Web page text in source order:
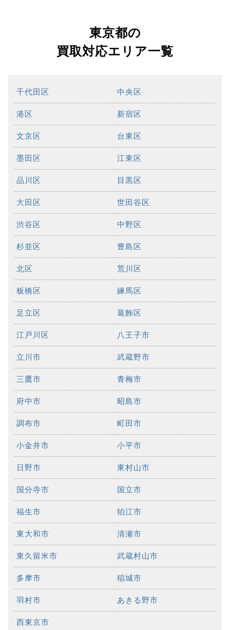
東京都の
買取対応エリア一覧
千代田区 中央区
港区 新宿区
文京区 台東区
墨田区 江東区
品川区 目黒区
大田区 世田谷区
渋谷区 中野区
杉並区 豊島区
北区 荒川区
板橋区 練馬区
足立区 葛飾区
江戸川区 八王子市
立川市 武蔵野市
三鷹市 青梅市
府中市 昭島市
調布市 町田市
小金井市 小平市
日野市 東村山市
国分寺市 国立市
福生市 狛江市
東大和市 清瀬市
東久留米市 武蔵村山市
多摩市 稲城市
羽村市 あきる野市
西東京市